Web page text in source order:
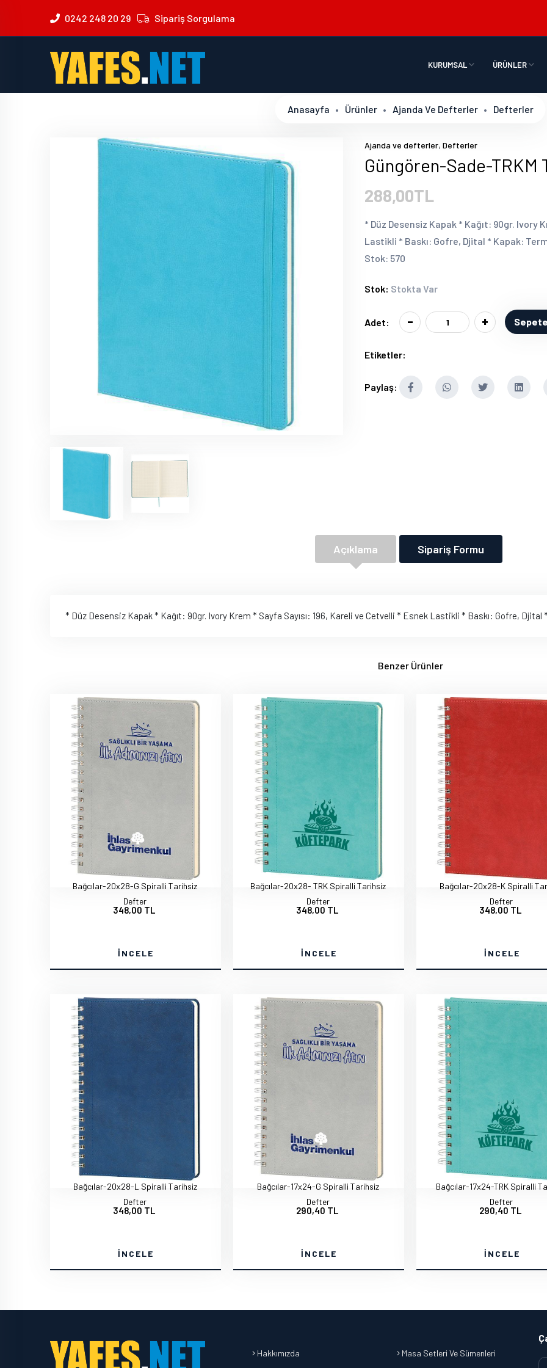
0242 248 20 29 Sipariş Sorgulama
KURUMSAL ÜRÜNLER
Anasayfa Ürünler Ajanda Ve Defterler Defterler
Ajanda ve defterler, Defterler
Güngören-Sade-TRKM
288,00TL
* Düz Desensiz Kapak * Kağıt: 90gr. Ivory
Lastikli * Baskı: Gofre, Djital * Kapak:
Stok: 570
Stok: Stokta Var
Adet: - +
Etiketler:
Paylaş:
Açıklama Sipariş Formu
* Düz Desensiz Kapak * Kağıt: 90gr. Ivory Krem * Sayfa Sayısı: 196, Kareli ve Cetvelli * Esnek Lastikli * Baskı: Gofre,
Benzer Ürünler
Bağcılar-20x28-G Spiralli Tarihsiz
Defter
348,00 TL
İNCELE
Bağcılar-20x28- TRK Spiralli Tarihsiz
Defter
348,00 TL
İNCELE
Bağcılar-20x28-K Spiralli
Defter
348,00 TL
İNCELE
Bağcılar-20x28-L Spiralli Tarihsiz
Defter
348,00 TL
İNCELE
Bağcılar-17x24-G Spiralli Tarihsiz
Defter
290,40 TL
İNCELE
Bağcılar-17x24-TRK Spiralli
Defter
290,40 TL
İNCELE
Hakkımızda Masa Setleri Ve Sümenleri